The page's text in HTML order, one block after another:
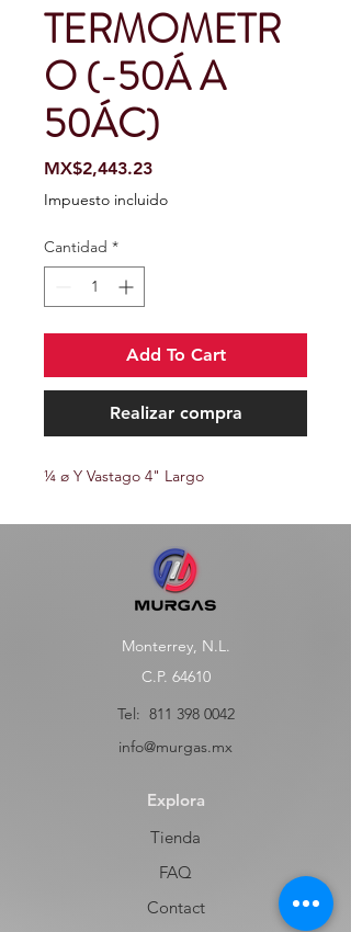
TERMOMETR
O (-50Á A
50ÁC)
MX$2,443.23Precio
Impuesto incluido
Cantidad *
Add To Cart
Realizar compra
¼ ø Y Vastago 4" Largo
Monterrey, N.L.
C.P. 64610
Tel: 811 398 0042
info@murgas.mx
Explora
Tienda
FAQ
Contact